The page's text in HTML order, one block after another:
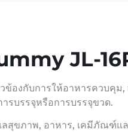
JL-
วข้องกับการให้อาหารควบคุม
รบรรจุหรือการบรรจุขวด.
สุขภาพ, อาหาร, เคมีภัณฑ์แ